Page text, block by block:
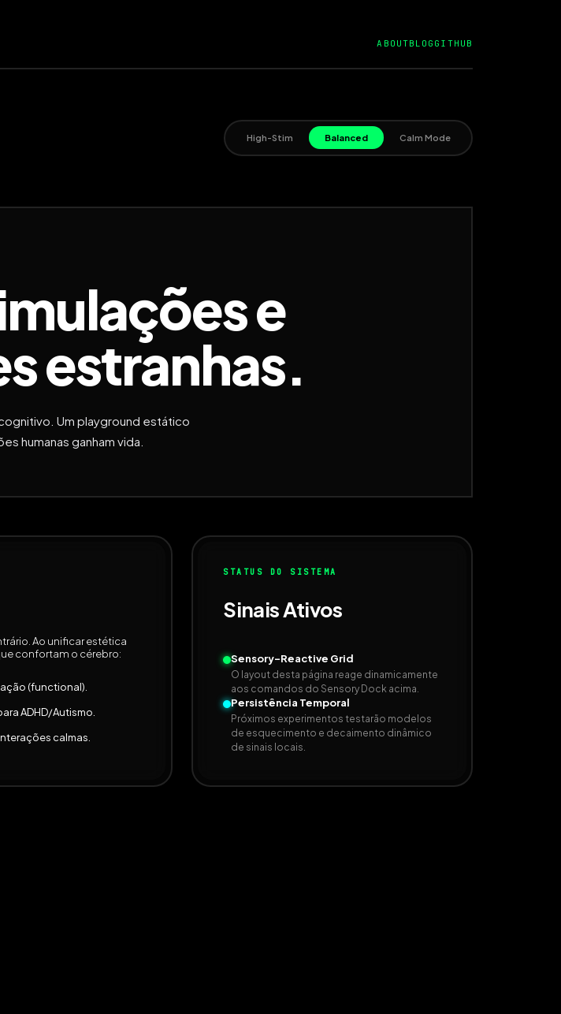
ABOUTBLOG GITHUB
High-Stim Balanced Calm Mode
e
estranhas.
Um playground estático
humanas ganham vida.
Ao unificar estética
confortam o cérebro:
(functional).
ADHD/Autismo.
calmas.
STATUS DO SISTEMA
Sinais Ativos
Sensory-Reactive Grid
O layout desta página reage dinamicamente
aos comandos do Sensory Dock acima.
Persistência Temporal
Próximos experimentos testarão modelos
de esquecimento e decaimento dinâmico
de sinais locais.